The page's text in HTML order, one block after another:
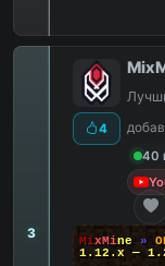
3
4
40
MixMine » О
1.12.x —